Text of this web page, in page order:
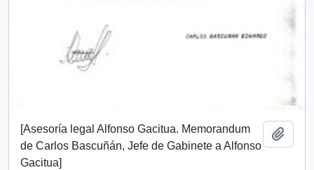
[Asesoría legal Alfonso Gacitua. Memorandum
de Carlos Bascuñán, Jefe de Gabinete a Alfonso
Gacitua]